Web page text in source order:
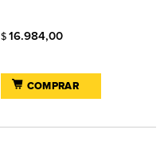
$16.984,00
COMPRAR